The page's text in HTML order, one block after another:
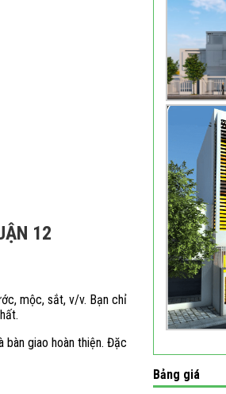
12
mộc, sắt, v/v. Bạn chỉ
bàn giao hoàn thiện. Đặc
Bảng giá